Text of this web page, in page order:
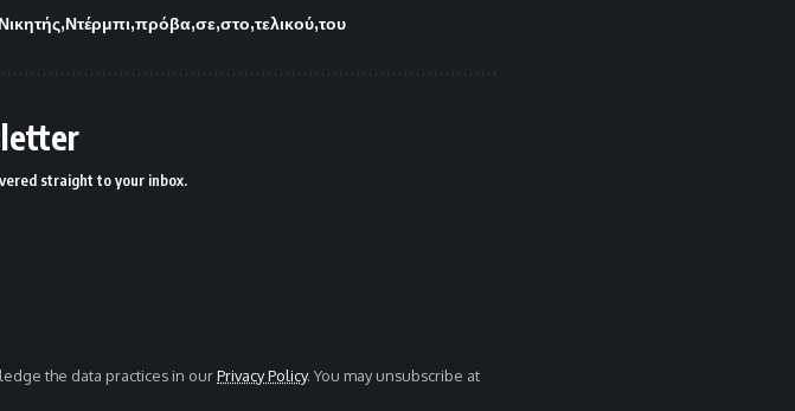
Νικητής Ντέρμπι πρόβα σε στο τελικού του
straight to your inbox.
the data practices in ourPrivacy Policy. You may unsubscribe at